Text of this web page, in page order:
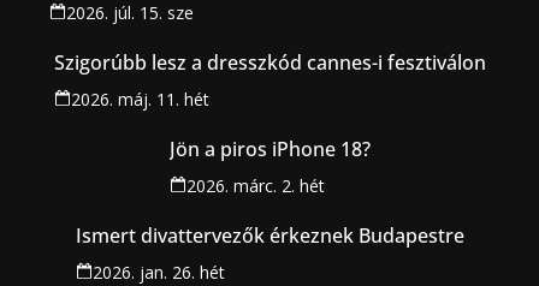
2026. júl. 15. sze
Szigorúbb lesz a dresszkód cannes-i fesztiválon
2026. máj. 11. hét
Jön a piros iPhone 18?
2026. márc. 2. hét
Ismert divattervezők érkeznek Budapestre
2026. jan. 26. hét